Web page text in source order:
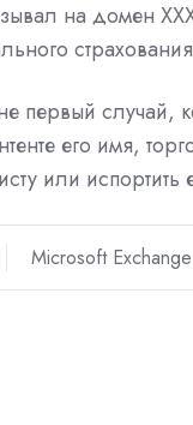
на домен
первый случай,
его имя,
или испортить
Microsoft Exchange